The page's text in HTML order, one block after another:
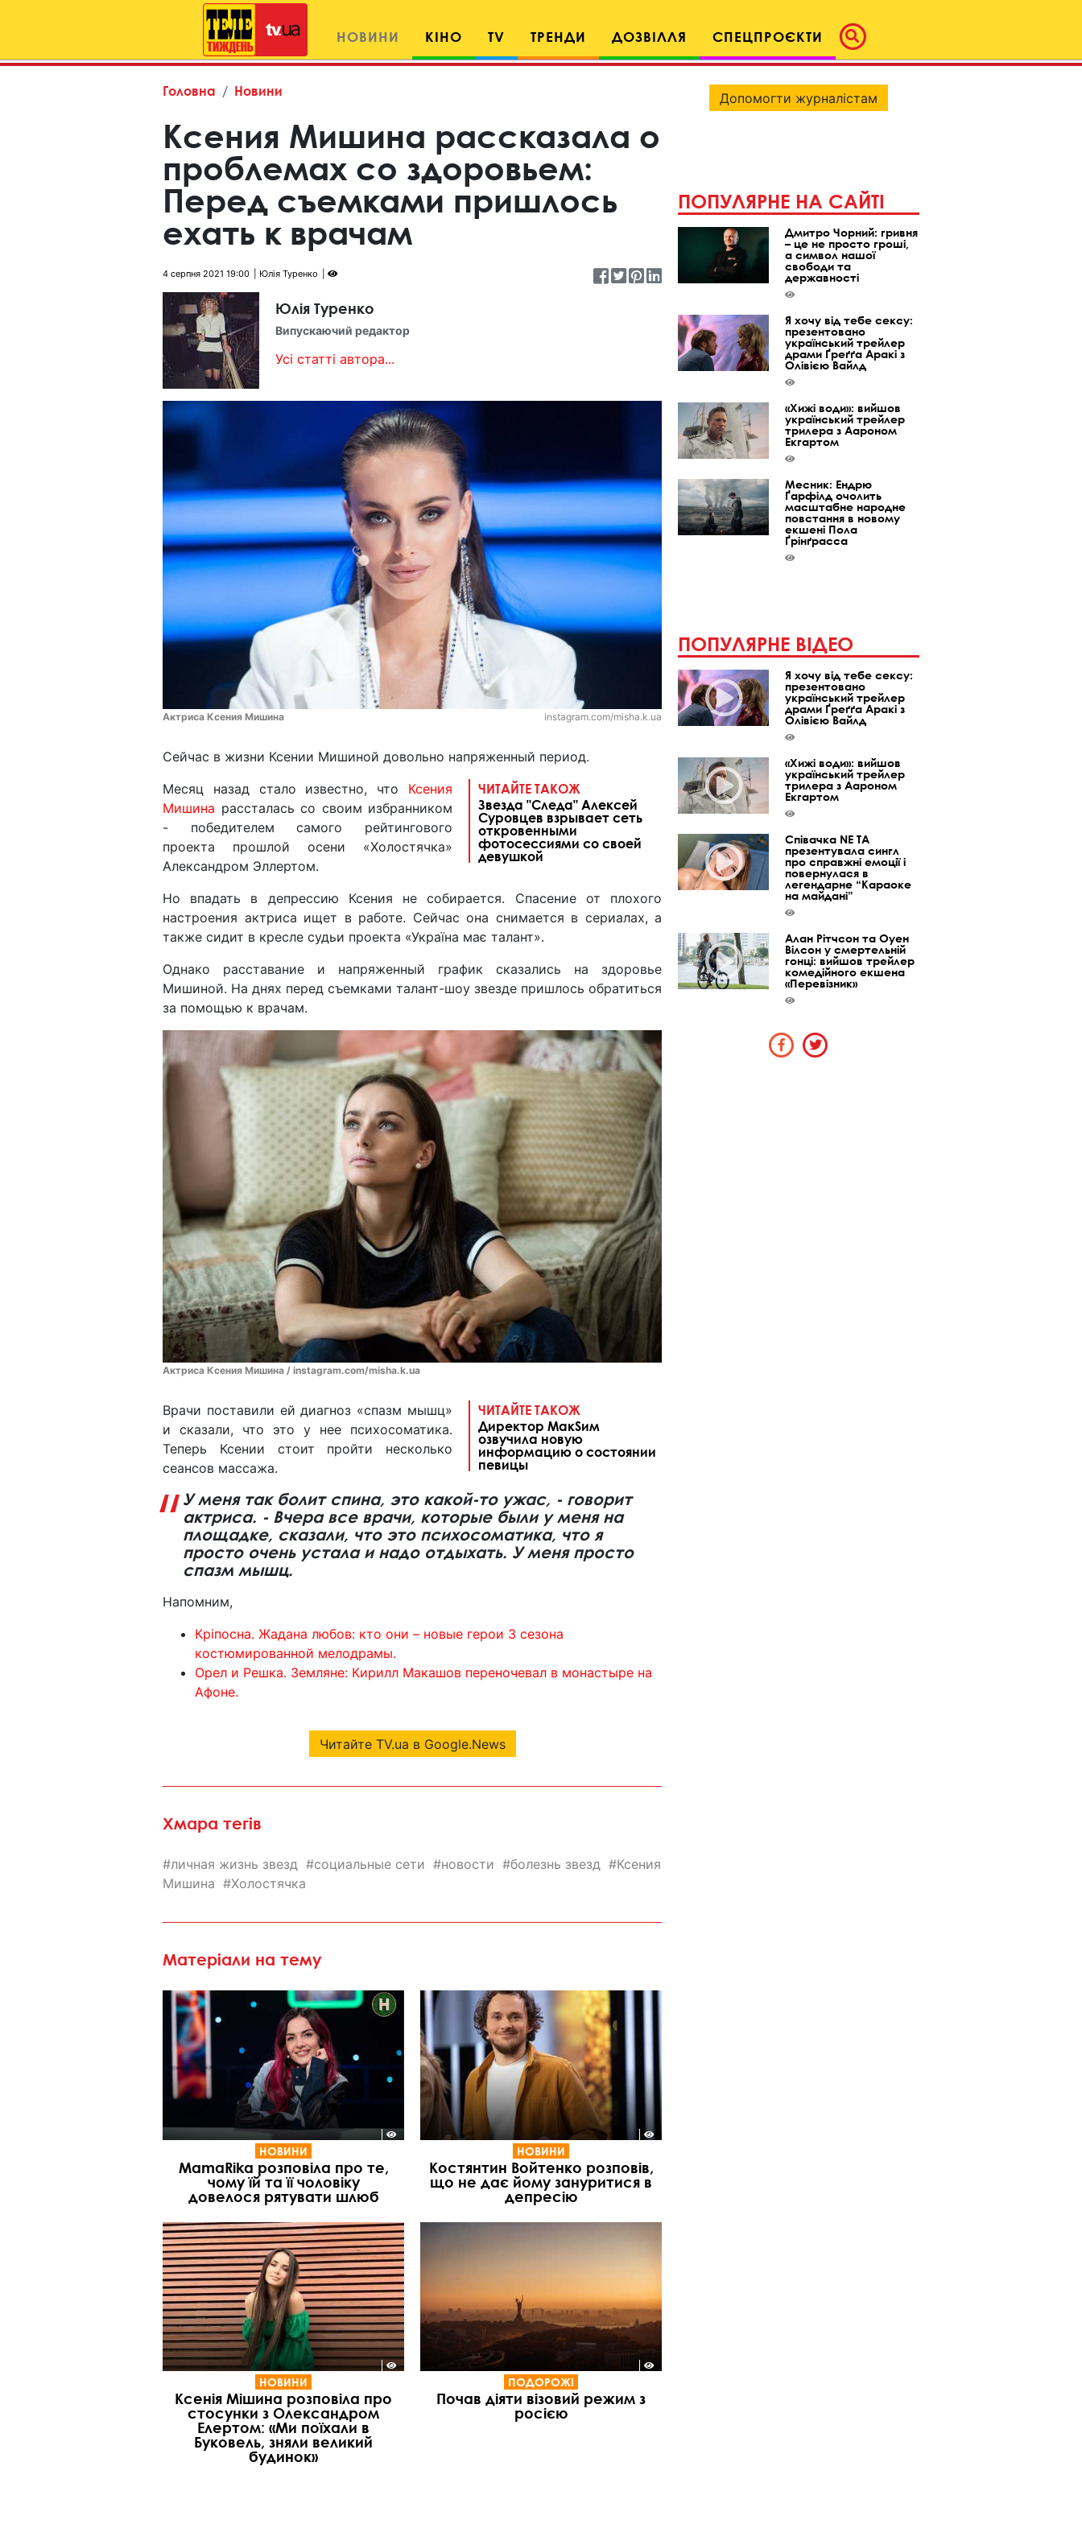
НОВИНИ КІНО TV ТРЕНДИ ДОЗВІЛЛЯ СПЕЦПРОЄКТИ
Головна Новини
Ксения Мишина рассказала о
проблемах со здоровьем:
Перед съемками пришлось
ехать к врачам
4 серпня 2021 19:00 Юлія Туренко
Юлія Туренко
Випускаючий редактор
Усі статті автора...
Актриса Ксения Мишина instagram.com/misha.k.ua
Сейчас в жизни Ксении Мишиной довольно напряженный период.
ЧИТАЙТЕ ТАКОЖ
Звезда "Следа" Алексей
Суровцев взрывает сеть
откровенными
фотосессиями со своей
девушкой
Месяц назад стало известно, что Ксения
Мишина рассталась со своим избранником
- победителем самого рейтингового
проекта прошлой осени «Холостячка»
Александром Эллертом.
Но впадать в депрессию Ксения не собирается. Спасение от плохого
настроения актриса ищет в работе. Сейчас она снимается в сериалах, а
также сидит в кресле судьи проекта «Україна має талант».
Однако расставание и напряженный график сказались на здоровье
Мишиной. На днях перед съемками талант-шоу звезде пришлось обратиться
за помощью к врачам.
Актриса Ксения Мишина / instagram.com/misha.k.ua
ЧИТАЙТЕ ТАКОЖ
Директор МакSим
озвучила новую
информацию о состоянии
певицы
Врачи поставили ей диагноз «спазм мышц»
и сказали, что это у нее психосоматика.
Теперь Ксении стоит пройти несколько
сеансов массажа.
У меня так болит спина, это какой-то ужас, - говорит
актриса. - Вчера все врачи, которые были у меня на
площадке, сказали, что это психосоматика, что я
просто очень устала и надо отдыхать. У меня просто
спазм мышц.
Напомним,
Кріпосна. Жадана любов: кто они – новые герои 3 сезона
костюмированной мелодрамы.
Орел и Решка. Земляне: Кирилл Макашов переночевал в монастыре на
Афоне.
Читайте TV.ua в Google.News
Хмара тегів
личная жизнь звезд социальные сети новости болезнь звезд
Ксения
Мишина
Холостячка
Матеріали на тему
НОВИНИ
MamaRika розповіла про те,
чому їй та її чоловіку
довелося рятувати шлюб
НОВИНИ
Костянтин Войтенко розповів,
що не дає йому зануритися в
депресію
НОВИНИ
Ксенія Мішина розповіла про
стосунки з Олександром
Елертом: «Ми поїхали в
Буковель, зняли великий
будинок»
ПОДОРОЖІ
Почав діяти візовий режим з
росією
Допомогти журналістам
ПОПУЛЯРНЕ НА САЙТІ
Дмитро Чорний: гривня
– це не просто гроші,
а символ нашої
свободи та
державності
Я хочу від тебе сексу:
презентовано
український трейлер
драми Ґреґґа Аракі з
Олівією Вайлд
«Хижі води»: вийшов
український трейлер
трилера з Аароном
Екгартом
Месник: Ендрю
Ґарфілд очолить
масштабне народне
повстання в новому
екшені Пола
Ґрінґрасса
ПОПУЛЯРНЕ ВІДЕО
Я хочу від тебе сексу:
презентовано
український трейлер
драми Ґреґґа Аракі з
Олівією Вайлд
«Хижі води»: вийшов
український трейлер
трилера з Аароном
Екгартом
Співачка NE TA
презентувала сингл
про справжні емоції і
повернулася в
легендарне “Караоке
на майдані”
Алан Рітчсон та Оуен
Вілсон у смертельній
гонці: вийшов трейлер
комедійного екшена
«Перевізник»